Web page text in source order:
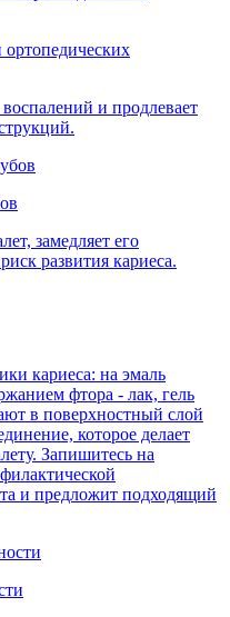
и продлевает
замедляет его
развития кариеса.
кариеса: на эмаль
фтора - лак, гель
в поверхностный слой
которое делает
Запишитесь на
и предложит подходящий